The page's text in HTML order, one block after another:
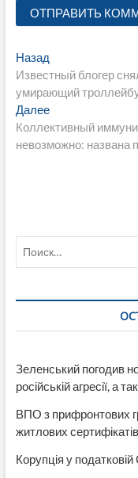
Навигация
по
записям
НазадПредыдущая
запись:
Известный блогер
умирающий
ДалееСледующая
запись:
Коллективный
невозможно: названа
Зеленський погодив
російській агресії, а
ВПО з прифронтових
житлових
Корупція у